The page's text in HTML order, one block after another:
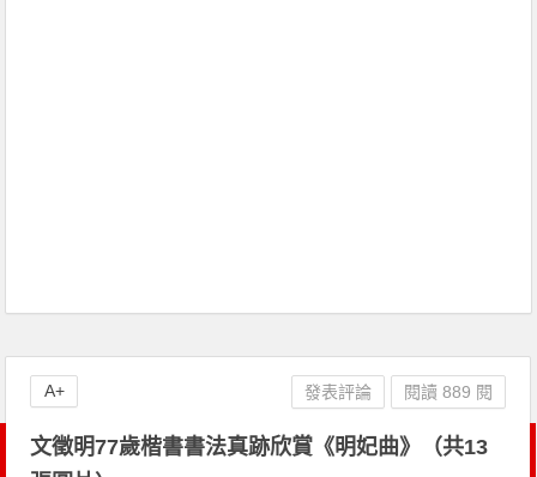
文徵明77歲楷書書法真跡欣賞《明妃曲》（共13
發表評論 閱讀 889 閱
A+